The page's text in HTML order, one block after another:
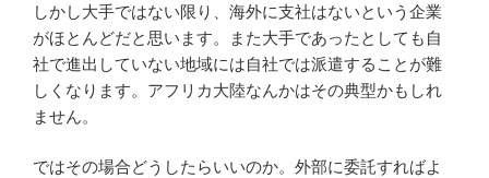
しかし大手ではない限り、海外に支社はないという企業
がほとんどだと思います。また大手であったとしても自
社で進出していない地域には自社では派遣することが難
しくなります。アフリカ大陸なんかはその典型かもしれ
ません。
ではその場合どうしたらいいのか。外部に委託すればよ